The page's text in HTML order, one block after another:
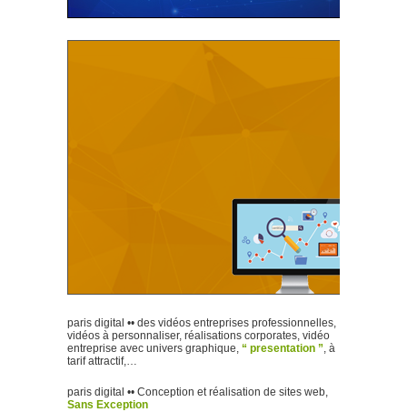
paris digital •• des vidéos entreprises professionnelles,
vidéos à personnaliser, réalisations corporates, vidéo
entreprise avec univers graphique, “ presentation ”, à
tarif attractif,…
paris digital •• Conception et réalisation de sites web,
Sans Exception